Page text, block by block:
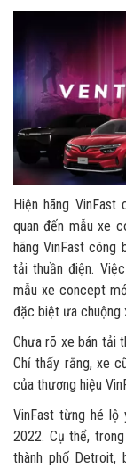
Hiện hãng
quan đến mẫu xe
hãng VinFast công
tải thuần điện.
mẫu xe concept
đặc biệt ưa chuộng
Chưa rõ xe bán tải
Chỉ thấy rằng, xe
của thương hiệu
VinFast từng hé lộ
2022. Cụ thể,
thành phố Detroit,